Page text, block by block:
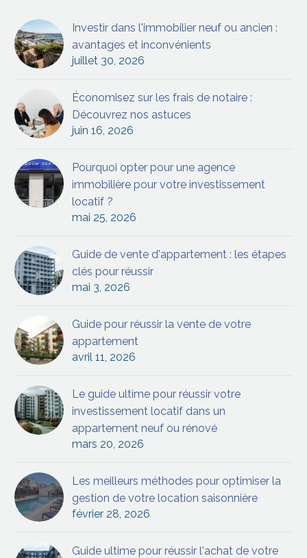
Investir dans l'immobilier neuf ou ancien :
avantages et inconvénients
juillet 30, 2026
Économisez sur les frais de notaire :
Découvrez nos astuces
juin 16, 2026
Pourquoi opter pour une agence
immobilière pour votre investissement
locatif ?
mai 25, 2026
Guide de vente d'appartement : les étapes
clés pour réussir
mai 3, 2026
Guide pour réussir la vente de votre
appartement
avril 11, 2026
Le guide ultime pour réussir votre
investissement locatif dans un
appartement neuf ou rénové
mars 20, 2026
Les meilleurs méthodes pour optimiser la
gestion de votre location saisonnière
février 28, 2026
Guide ultime pour réussir l'achat de votre